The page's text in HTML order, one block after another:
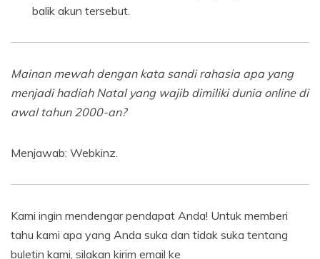
balik akun tersebut.
Mainan mewah dengan kata sandi rahasia apa yang
menjadi hadiah Natal yang wajib dimiliki dunia online di
awal tahun 2000-an?
Menjawab: Webkinz.
Kami ingin mendengar pendapat Anda! Untuk memberi
tahu kami apa yang Anda suka dan tidak suka tentang
buletin kami, silakan kirim email ke